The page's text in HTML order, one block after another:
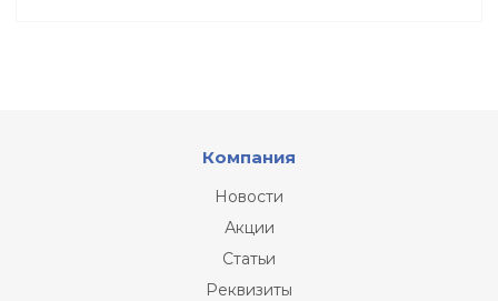
Компания
Новости
Акции
Статьи
Реквизиты